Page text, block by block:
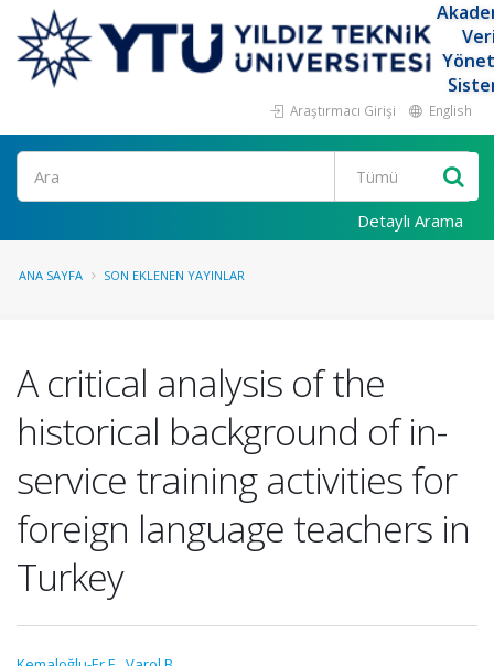
Araştırmacı Girişi English
Ara
Detaylı Arama
ANA SAYFA SON EKLENEN YAYINLAR
A critical analysis of the
historical background of in-
service training activities for
foreign language teachers in
Turkey